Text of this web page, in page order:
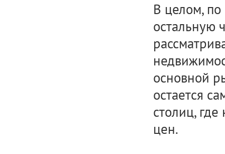
В целом,
остальную
основной
остается
столиц,
цен.